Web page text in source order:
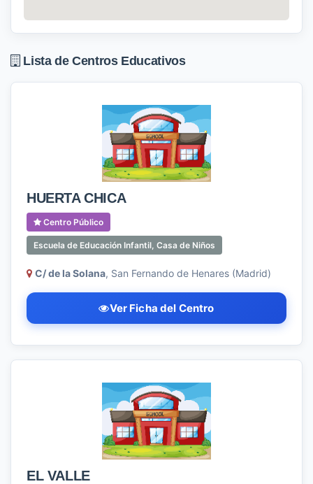
Lista de Centros Educativos
HUERTA CHICA
Centro Público
Escuela de Educación Infantil, Casa de Niños
C/ de la Solana, San Fernando de Henares (Madrid)
Ver Ficha del Centro
EL VALLE